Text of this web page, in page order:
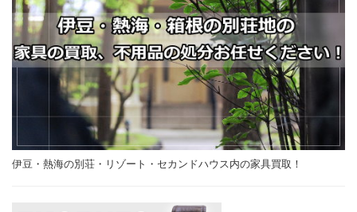
伊豆・熱海の別荘・リゾート・セカンドハウス内の家具買取！